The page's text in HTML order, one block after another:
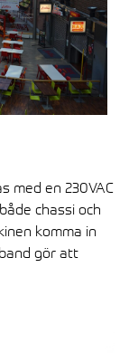
med en 230VAC
chassi och
komma in
gör att